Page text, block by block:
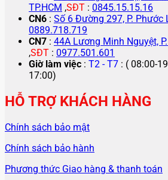
TP.HCM ,SĐT : 0845.15.15.16
CN6 : Số 6 Đường 297, P. Phước
0889.718.719
CN7 : 44A Lương Minh Nguyệt,
,SĐT : 0977.501.601
Giờ làm việc : T2 - T7 : ( 08:00-
17:00)
HỖ TRỢ KHÁCH HÀNG
Chính sách bảo mật
Chính sách bảo hành
Phương thức Giao hàng & thanh toán